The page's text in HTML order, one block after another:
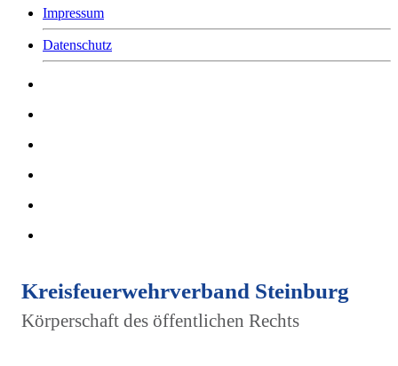
Impressum
Datenschutz
Kreisfeuerwehrverband Steinburg
Körperschaft des öffentlichen Rechts